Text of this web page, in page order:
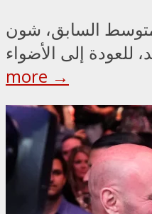
السابق، شون
more →